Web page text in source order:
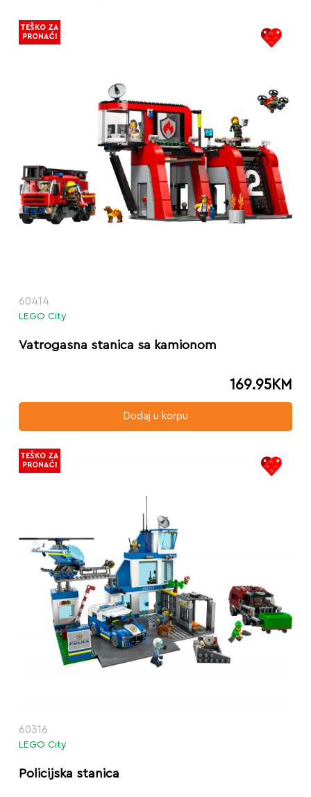
60414
LEGO City
Vatrogasna stanica sa kamionom
169.95KM
Dodaj u korpu
TEŠKO ZA
PRONAĆI
60316
LEGO City
Policijska stanica
TEŠKO ZA
PRONAĆI